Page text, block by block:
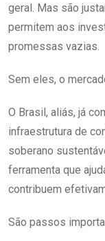
geral. Mas são
permitem aos
promessas vazias.
Sem eles, o
O Brasil, aliás, já
infraestrutura de
soberano
ferramenta que
contribuem
São passos